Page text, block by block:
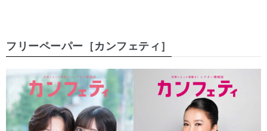
フリーペーパー［カンフェティ］